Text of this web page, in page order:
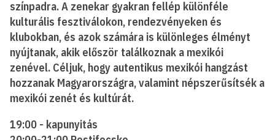
színpadra. A zenekar gyakran fellép különféle
kulturális fesztiválokon, rendezvényeken és
klubokban, és azok számára is különleges élményt
nyújtanak, akik először találkoznak a mexikói
zenével. Céljuk, hogy autentikus mexikói hangzást
hozzanak Magyarországra, valamint népszerűsítsék a
mexikói zenét és kultúrát.
19:00 - kapunyitás